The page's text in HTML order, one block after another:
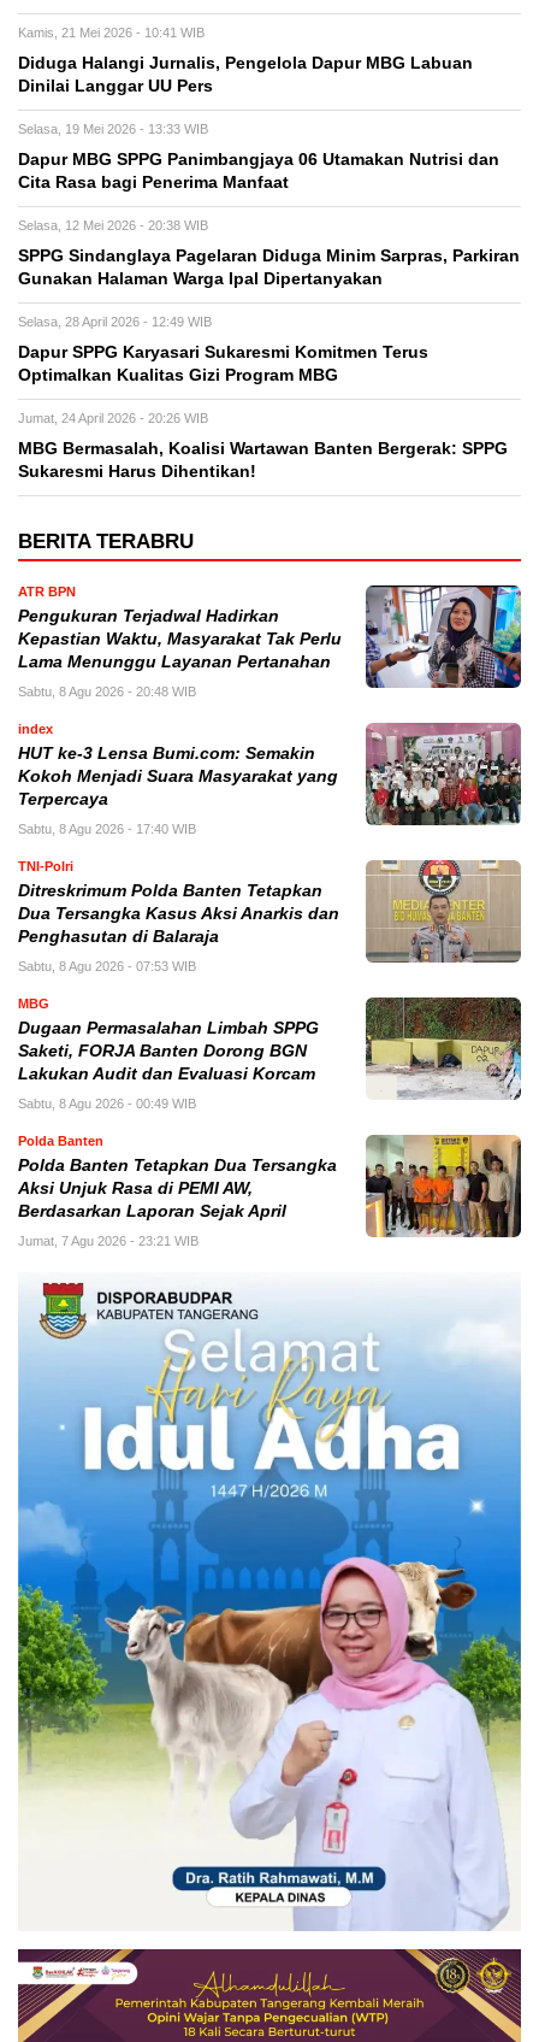
Kamis, 21 Mei 2026 - 10:41 WIB
Diduga Halangi Jurnalis, Pengelola Dapur MBG Labuan
Dinilai Langgar UU Pers
Selasa, 19 Mei 2026 - 13:33 WIB
Dapur MBG SPPG Panimbangjaya 06 Utamakan Nutrisi dan
Cita Rasa bagi Penerima Manfaat
Selasa, 12 Mei 2026 - 20:38 WIB
SPPG Sindanglaya Pagelaran Diduga Minim Sarpras, Parkiran
Gunakan Halaman Warga Ipal Dipertanyakan
Selasa, 28 April 2026 - 12:49 WIB
Dapur SPPG Karyasari Sukaresmi Komitmen Terus
Optimalkan Kualitas Gizi Program MBG
Jumat, 24 April 2026 - 20:26 WIB
MBG Bermasalah, Koalisi Wartawan Banten Bergerak: SPPG
Sukaresmi Harus Dihentikan!
BERITA TERABRU
ATR BPN
Pengukuran Terjadwal Hadirkan
Kepastian Waktu, Masyarakat Tak Perlu
Lama Menunggu Layanan Pertanahan
Sabtu, 8 Agu 2026 - 20:48 WIB
index
HUT ke-3 Lensa Bumi.com: Semakin
Kokoh Menjadi Suara Masyarakat yang
Terpercaya
Sabtu, 8 Agu 2026 - 17:40 WIB
TNI-Polri
Ditreskrimum Polda Banten Tetapkan
Dua Tersangka Kasus Aksi Anarkis dan
Penghasutan di Balaraja
Sabtu, 8 Agu 2026 - 07:53 WIB
MBG
Dugaan Permasalahan Limbah SPPG
Saketi, FORJA Banten Dorong BGN
Lakukan Audit dan Evaluasi Korcam
Sabtu, 8 Agu 2026 - 00:49 WIB
Polda Banten
Polda Banten Tetapkan Dua Tersangka
Aksi Unjuk Rasa di PEMI AW,
Berdasarkan Laporan Sejak April
Jumat, 7 Agu 2026 - 23:21 WIB